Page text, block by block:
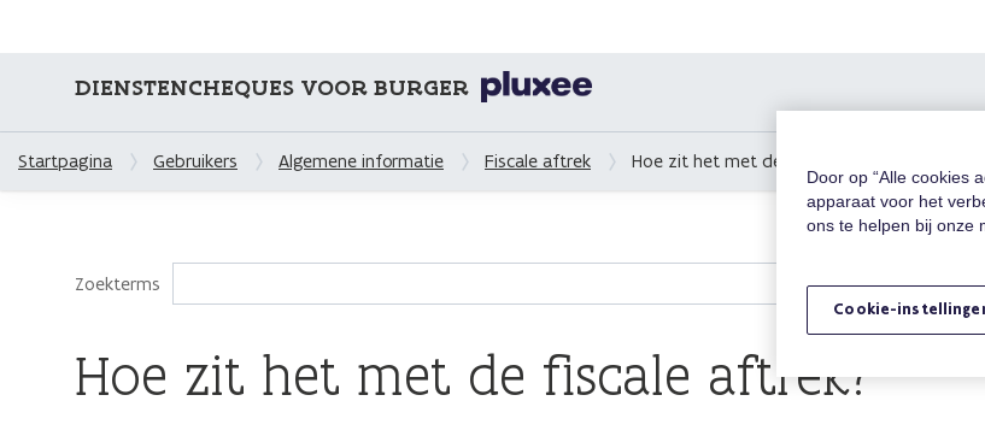
DIENSTENCHEQUES VOOR BURGER
Startpagina Gebruikers Algemene informatie Fiscale aftrek Hoe zit het met de fiscale aftrek?
Zoekterms
Hoe zit het met de fiscale aftrek?
Door op “Alle cookies
apparaat voor het
ons te helpen bij onze
Cookie-